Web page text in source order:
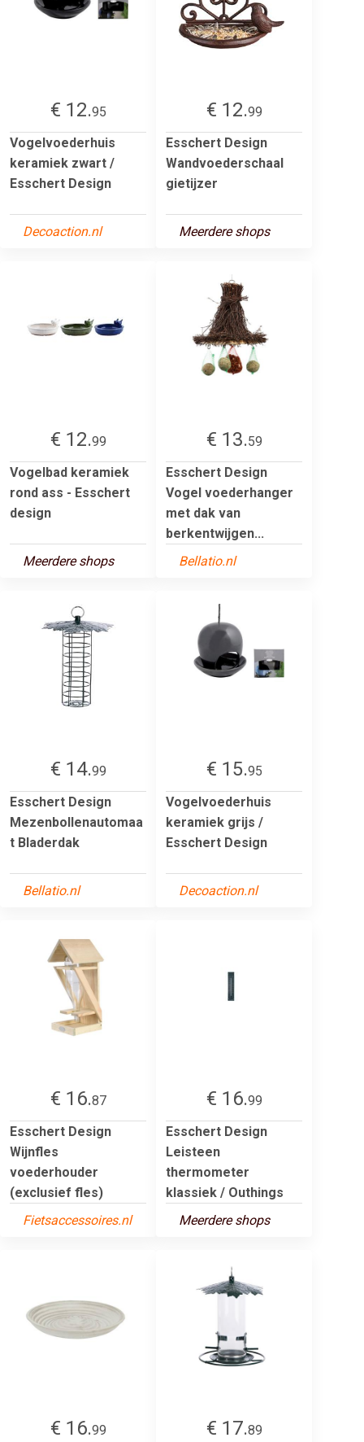
€ 12.95
Vogelvoederhuis
keramiek zwart /
Esschert Design
Decoaction.nl
€ 12.99
Esschert Design
Wandvoederschaal
gietijzer
Meerdere shops
€ 12.99
Vogelbad keramiek
rond ass - Esschert
design
Meerdere shops
€ 13.59
Esschert Design
Vogel voederhanger
met dak van
berkentwijgen...
Bellatio.nl
€ 14.99
Esschert Design
Mezenbollenautomaa
t Bladerdak
Bellatio.nl
€ 15.95
Vogelvoederhuis
keramiek grijs /
Esschert Design
Decoaction.nl
€ 16.87
Esschert Design
Wijnfles
voederhouder
(exclusief fles)
Fietsaccessoires.nl
€ 16.99
Esschert Design
Leisteen
thermometer
klassiek / Outhings
Meerdere shops
€ 16.99
€ 17.89